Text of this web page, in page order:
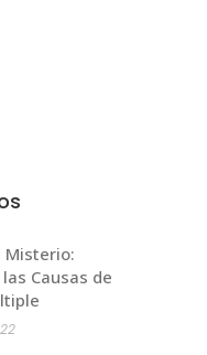
Misterio:
Causas de